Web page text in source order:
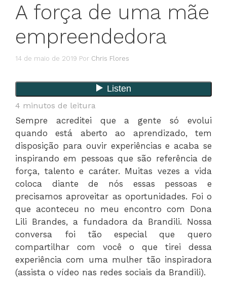
A força de uma mãe
empreendedora
14 de maio de 2019 Por Chris Flores
4 minutos de leitura
Sempre acreditei que a gente só evolui
quando está aberto ao aprendizado, tem
disposição para ouvir experiências e acaba se
inspirando em pessoas que são referência de
força, talento e caráter. Muitas vezes a vida
coloca diante de nós essas pessoas e
precisamos aproveitar as oportunidades. Foi o
que aconteceu no meu encontro com Dona
Lili Brandes, a fundadora da Brandili. Nossa
conversa foi tão especial que quero
compartilhar com você o que tirei dessa
experiência com uma mulher tão inspiradora
(assista o vídeo nas redes sociais da Brandili).